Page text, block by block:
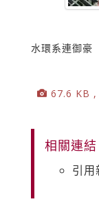
水環系連御豪
67.6 KB
相關連結
引用